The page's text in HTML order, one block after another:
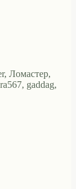
Ломастер,
gaddag,